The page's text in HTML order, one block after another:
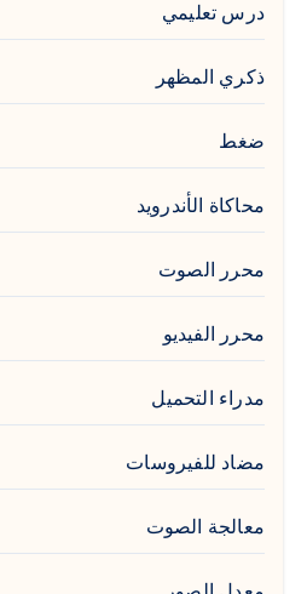
درس تعليمي
ذكري المظهر
ضغط
محاكاة الأندرويد
محرر الصوت
محرر الفيديو
مدراء التحميل
مضاد للفيروسات
معالجة الصوت